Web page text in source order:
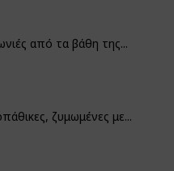
από τα βάθη της...
ζυμωμένες με...